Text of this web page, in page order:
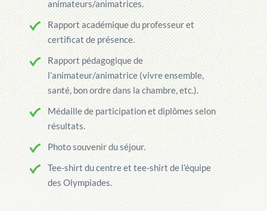
animateurs/animatrices.
Rapport académique du professeur et
certificat de présence.
Rapport pédagogique de
l’animateur/animatrice (vivre ensemble,
santé, bon ordre dans la chambre, etc.).
Médaille de participation et diplômes selon
résultats.
Photo souvenir du séjour.
Tee-shirt du centre et tee-shirt de l’équipe
des Olympiades.